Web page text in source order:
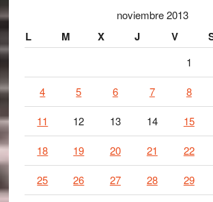
noviembre 2013
L M X J V
1
4 5 6 7 8
11 12 13 14 15
18 19 20 21 22
25 26 27 28 29